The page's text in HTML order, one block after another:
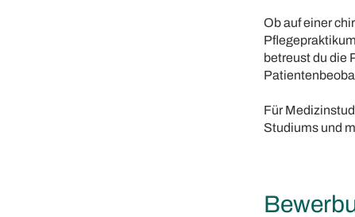
Ob auf einer
betreust du die
Für
Studiums und